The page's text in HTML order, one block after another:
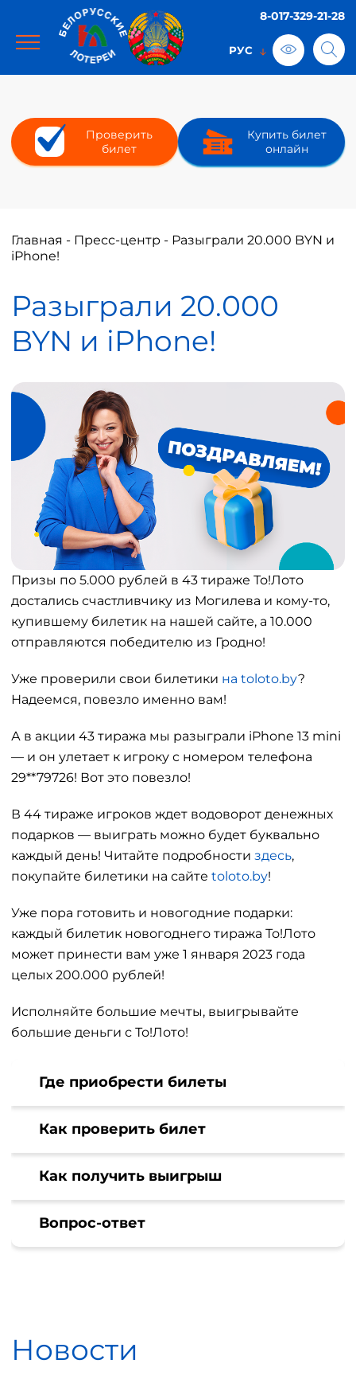
8-017-329-21-28
Проверить
билет
Купить билет
онлайн
Главная - Пресс-центр - Разыграли 20.000 BYN и
iPhone!
Разыграли 20.000
BYN и iPhone!
Призы по 5.000 рублей в 43 тираже То!Лото
достались счастливчику из Могилева и кому-то,
купившему билетик на нашей сайте, а 10.000
отправляются победителю из Гродно!
Уже проверили свои билетики на toloto.by?
Надеемся, повезло именно вам!
А в акции 43 тиража мы разыграли iPhone 13 mini
— и он улетает к игроку с номером телефона
29**79726! Вот это повезло!
В 44 тираже игроков ждет водоворот денежных
подарков — выиграть можно будет буквально
каждый день! Читайте подробности здесь,
покупайте билетики на сайте toloto.by!
Уже пора готовить и новогодние подарки:
каждый билетик новогоднего тиража То!Лото
может принести вам уже 1 января 2023 года
целых 200.000 рублей!
Исполняйте большие мечты, выигрывайте
большие деньги с То!Лото!
Где приобрести билеты
Как проверить билет
Как получить выигрыш
Вопрос-ответ
Новости